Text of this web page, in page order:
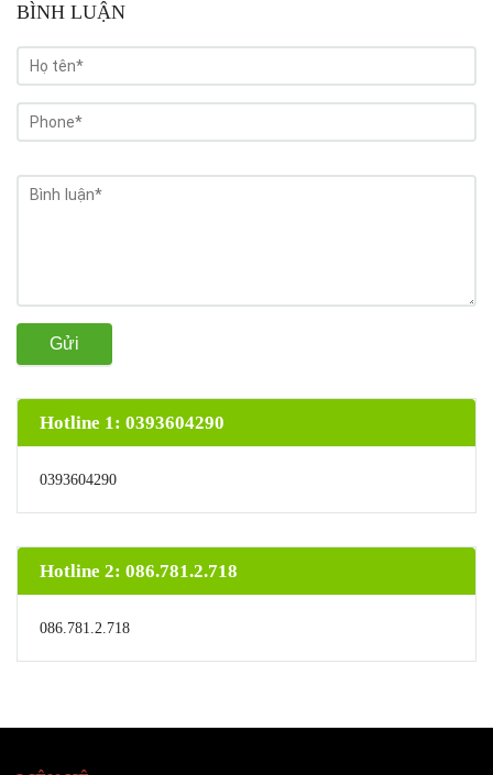
BÌNH LUẬN
Gửi
Hotline 1: 0393604290
0393604290
Hotline 2: 086.781.2.718
086.781.2.718